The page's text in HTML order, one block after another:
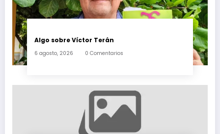
Algo sobre Víctor Terán
6 agosto, 2026 0 Comentarios